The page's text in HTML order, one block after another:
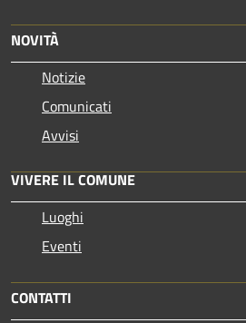
NOVITÀ
Notizie
Comunicati
Avvisi
VIVERE IL COMUNE
Luoghi
Eventi
CONTATTI